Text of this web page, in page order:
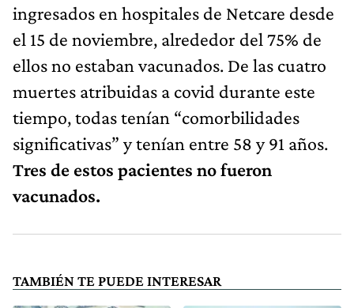
ingresados en hospitales de Netcare desde
el 15 de noviembre, alrededor del 75% de
ellos no estaban vacunados. De las cuatro
muertes atribuidas a covid durante este
tiempo, todas tenían “comorbilidades
significativas” y tenían entre 58 y 91 años.
Tres de estos pacientes no fueron
vacunados.
TAMBIÉN TE PUEDE INTERESAR